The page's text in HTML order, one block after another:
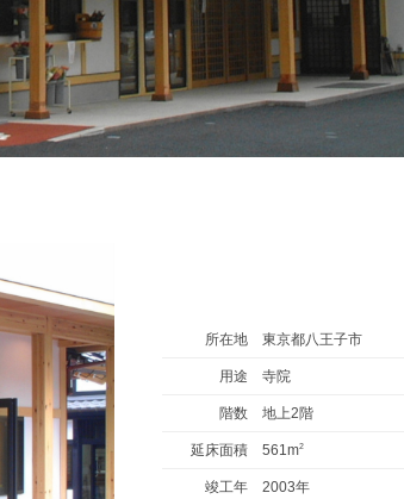
所在地 東京都八王子市
用途 寺院
階数 地上2階
延床面積 561m2
竣工年 2003年